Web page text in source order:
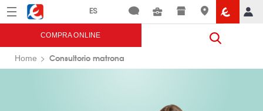
Menú Eroski
COMPRA ONLINE
Home Consultorio matrona